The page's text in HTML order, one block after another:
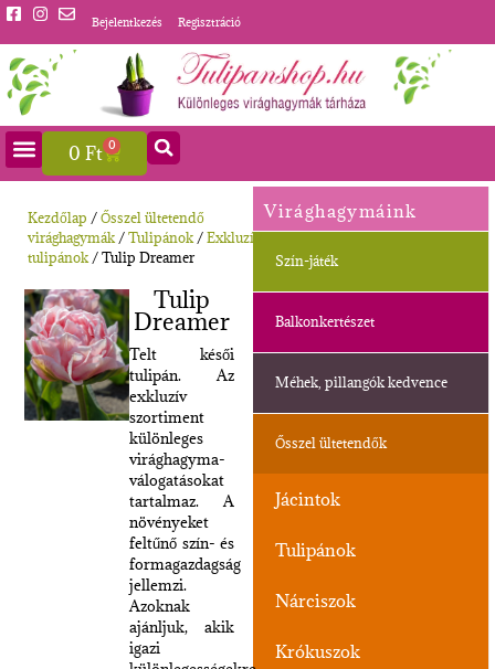
Bejelentkezés Regisztráció
0 Ft 0
Virághagymáink
Szín-játék
Balkonkertészet
Méhek, pillangók kedvence
Ősszel ültetendők
Jácintok
Tulipánok
Nárciszok
Krókuszok
Kezdőlap /Ősszel ültetendő
virághagymák/Tulipánok/Exkluzív
tulipánok/ Tulip Dreamer
Tulip
Dreamer
Telt késői
tulipán. Az
exkluzív
szortiment
különleges
virághagyma-
válogatásokat
tartalmaz. A
növényeket
feltűnő szín- és
formagazdagság
jellemzi.
Azoknak
ajánljuk, akik
igazi